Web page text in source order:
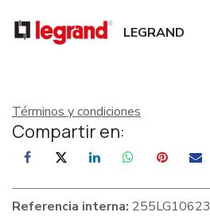
LEGRAND
Términos y condiciones
Compartir en:
Referencia interna: 255LG10623